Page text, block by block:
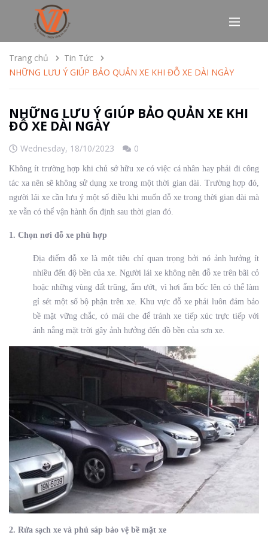
Trang chủ
Tin Tức
NHỮNG LƯU Ý GIÚP BẢO QUẢN XE KHI ĐỖ XE DÀI NGÀY
NHỮNG LƯU Ý GIÚP BẢO QUẢN XE KHI
ĐỖ XE DÀI NGÀY
Wednesday, 18/10/2023 0
Không ít trường hợp khi chủ sở hữu xe có việc cá nhân hay phải đi công
tác xa nên sẽ không sử dụng xe trong một thời gian dài. Trường hợp đó,
người lái xe cần lưu ý một số điều khi muốn đỗ xe trong thời gian dài mà
xe vẫn có thể vận hành ổn định sau thời gian đó.
1. Chọn nơi đỗ xe phù hợp
Địa điểm đỗ xe là một tiêu chí quan trọng bởi nó ảnh hưởng ít
nhiều đến độ bền của xe. Người lái xe không nên đỗ xe trên bãi cỏ
hoặc những vùng đất trũng, ẩm ướt, vì hơi ẩm bốc lên có thể làm
gỉ sét một số bộ phận trên xe. Khu vực đỗ xe phải luôn đảm bảo
bề mặt vững chắc, có mái che để tránh xe tiếp xúc trực tiếp với
ánh nắng mặt trời gây ảnh hưởng đến đồ bền của sơn xe.
2. Rửa sạch xe và phủ sáp bảo vệ bề mặt xe